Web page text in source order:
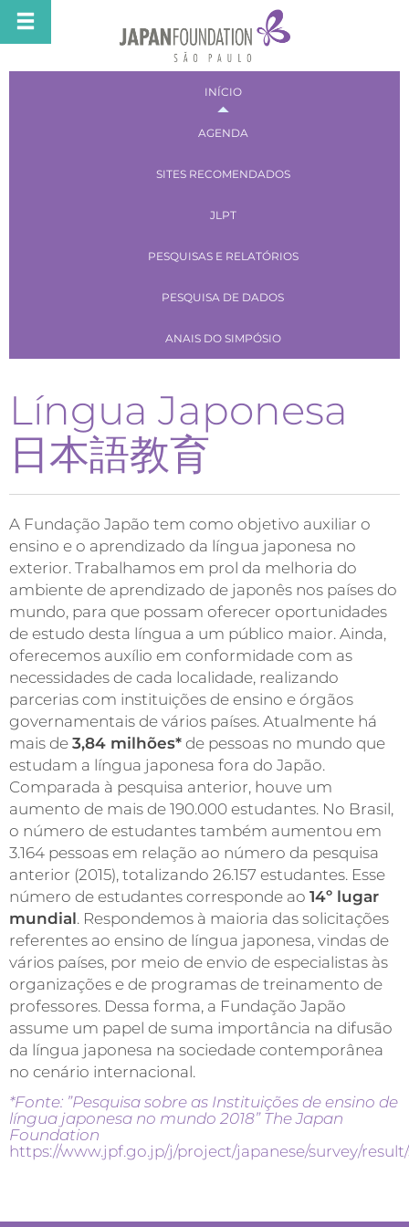
INÍCIO
AGENDA
SITES RECOMENDADOS
JLPT
PESQUISAS E RELATÓRIOS
PESQUISA DE DADOS
ANAIS DO SIMPÓSIO
Língua Japonesa
日本語教育
A Fundação Japão tem como objetivo auxiliar o
ensino e o aprendizado da língua japonesa no
exterior. Trabalhamos em prol da melhoria do
ambiente de aprendizado de japonês nos países do
mundo, para que possam oferecer oportunidades
de estudo desta língua a um público maior. Ainda,
oferecemos auxílio em conformidade com as
necessidades de cada localidade, realizando
parcerias com instituições de ensino e órgãos
governamentais de vários países. Atualmente há
mais de 3,84 milhões* de pessoas no mundo que
estudam a língua japonesa fora do Japão.
Comparada à pesquisa anterior, houve um
aumento de mais de 190.000 estudantes. No Brasil,
o número de estudantes também aumentou em
3.164 pessoas em relação ao número da pesquisa
anterior (2015), totalizando 26.157 estudantes. Esse
número de estudantes corresponde ao 14º lugar
mundial. Respondemos à maioria das solicitações
referentes ao ensino de língua japonesa, vindas de
vários países, por meio de envio de especialistas às
organizações e de programas de treinamento de
professores. Dessa forma, a Fundação Japão
assume um papel de suma importância na difusão
da língua japonesa na sociedade contemporânea
no cenário internacional.
*Fonte: ”Pesquisa sobre as Instituições de ensino de
língua japonesa no mundo 2018” The Japan
Foundation
https://www.jpf.go.jp/j/project/japanese/survey/